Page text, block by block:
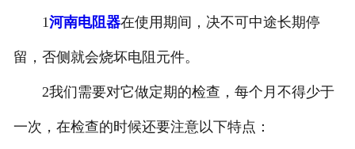
1河南电阻器在使用期间，决不可中途长期停
留，否侧就会烧坏电阻元件。
2我们需要对它做定期的检查，每个月不得少于
一次，在检查的时候还要注意以下特点：